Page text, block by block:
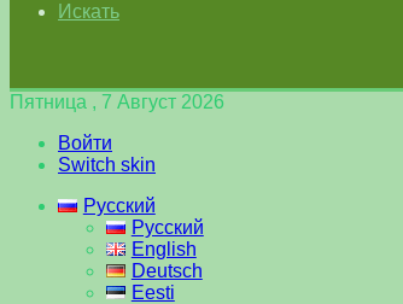
Искать
Пятница , 7 Август 2026
Войти
Switch skin
Русский
Русский
English
Deutsch
Eesti